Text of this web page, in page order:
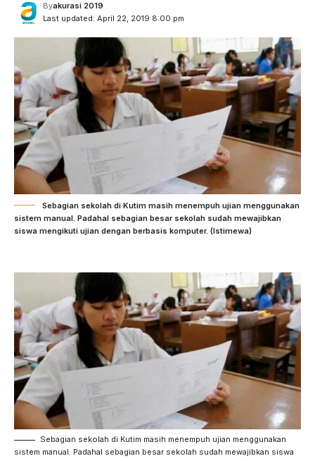
Last updated: April 22, 2019 8:00 pm
Byakurasi 2019
Sebagian sekolah di Kutim masih menempuh ujian menggunakan
sistem manual. Padahal sebagian besar sekolah sudah mewajibkan
siswa mengikuti ujian dengan berbasis komputer. (Istimewa)
Sebagian sekolah di Kutim masih menempuh ujian menggunakan
sistem manual. Padahal sebagian besar sekolah sudah mewajibkan siswa